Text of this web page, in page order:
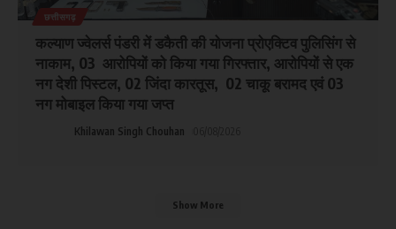
छत्तीसगढ़
कल्याण ज्वेलर्स पंडरी में डकैती की योजना प्रोएक्टिव पुलिसिंग से
नाकाम, 03 आरोपियों को किया गया गिरफ्तार, आरोपियों से एक
नग देशी पिस्टल, 02 जिंदा कारतूस, 02 चाकू बरामद एवं 03
नग मोबाइल किया गया जप्त
Khilawan Singh Chouhan
Show More